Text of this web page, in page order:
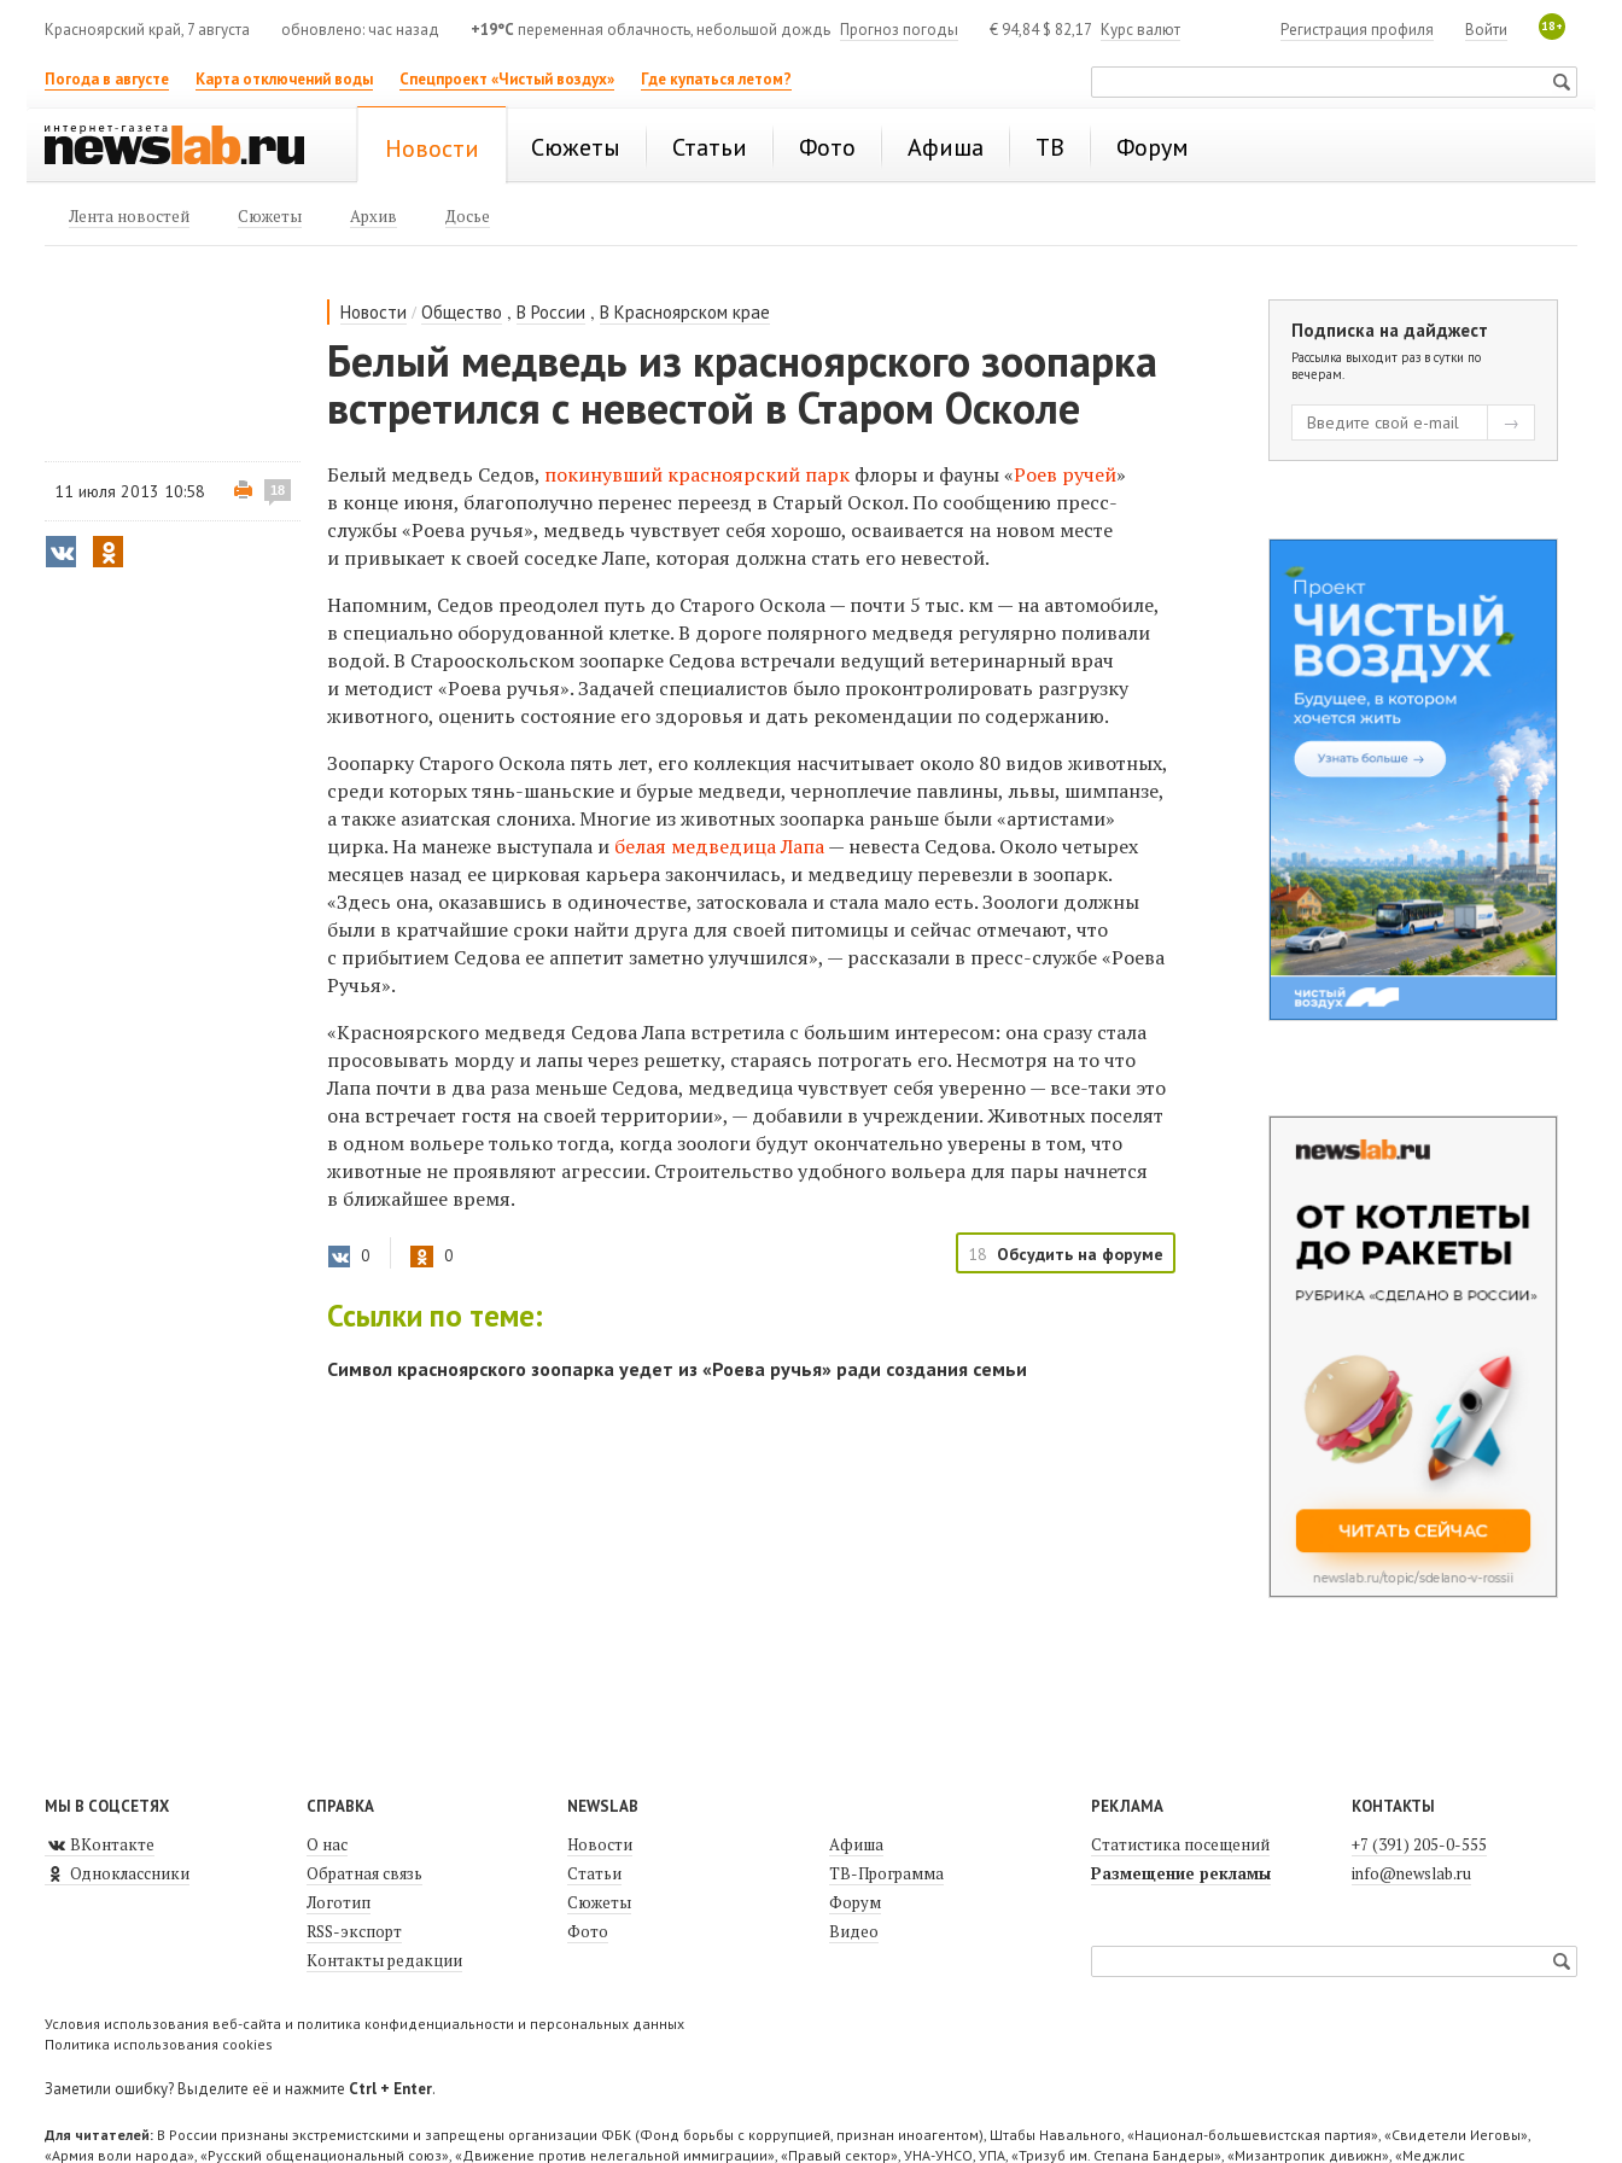
Красноярский край, 7 августа обновлено: час назад +19°C переменная облачность, небольшой дождь Прогноз погоды € 94,84$ 82,17 Курс валют 18+
Войти
Регистрация профиля
Погода в августе Карта отключений воды Спецпроект «Чистый воздух» Где купаться летом?
Новости Сюжеты Статьи Фото Афиша ТВ Форум
Лента новостей Сюжеты Архив Досье
Новости /Общество ,В России ,В Красноярском крае
Белый медведь из красноярского зоопарка
встретился с невестой в Старом Осколе
11 июля 2013 10:58 18
Белый медведь Седов, покинувший красноярский парк флоры и фауны «Роев ручей»
в конце июня, благополучно перенес переезд в Старый Оскол. По сообщению пресс-
службы «Роева ручья», медведь чувствует себя хорошо, осваивается на новом месте
и привыкает к своей соседке Лапе, которая должна стать его невестой.
Напомним, Седов преодолел путь до Старого Оскола — почти 5 тыс. км — на автомобиле,
в специально оборудованной клетке. В дороге полярного медведя регулярно поливали
водой. В Старооскольском зоопарке Седова встречали ведущий ветеринарный врач
и методист «Роева ручья». Задачей специалистов было проконтролировать разгрузку
животного, оценить состояние его здоровья и дать рекомендации по содержанию.
Зоопарку Старого Оскола пять лет, его коллекция насчитывает около 80 видов животных,
среди которых тянь-шаньские и бурые медведи, черноплечие павлины, львы, шимпанзе,
а также азиатская слониха. Многие из животных зоопарка раньше были «артистами»
цирка. На манеже выступала и белая медведица Лапа— невеста Седова. Около четырех
месяцев назад ее цирковая карьера закончилась, и медведицу перевезли в зоопарк.
«Здесь она, оказавшись в одиночестве, затосковала и стала мало есть. Зоологи должны
были в кратчайшие сроки найти друга для своей питомицы и сейчас отмечают, что
с прибытием Седова ее аппетит заметно улучшился», — рассказали в пресс-службе «Роева
Ручья».
«Красноярского медведя Седова Лапа встретила с большим интересом: она сразу стала
просовывать морду и лапы через решетку, стараясь потрогать его. Несмотря на то что
Лапа почти в два раза меньше Седова, медведица чувствует себя уверенно — все-таки это
она встречает гостя на своей территории», — добавили в учреждении. Животных поселят
в одном вольере только тогда, когда зоологи будут окончательно уверены в том, что
животные не проявляют агрессии. Строительство удобного вольера для пары начнется
в ближайшее время.
0 0 18 Обсудить на форуме
Ссылки по теме:
Символ красноярского зоопарка уедет из «Роева ручья» ради создания семьи
Подписка на дайджест
Рассылка выходит раз в сутки по
вечерам.
МЫ В СОЦСЕТЯХ
ВКонтакте
Одноклассники
СПРАВКА
О нас
Обратная связь
Логотип
RSS-экспорт
Контакты редакции
NEWSLAB
Новости
Статьи
Сюжеты
Фото
Афиша
ТВ-Программа
Форум
Видео
РЕКЛАМА
Статистика посещений
Размещение рекламы
КОНТАКТЫ
+7 (391) 205-0-555
info@newslab.ru
Условия использования веб-сайта и политика конфиденциальности и персональных данных
Политика использования cookies
Заметили ошибку? Выделите её и нажмите Ctrl + Enter.
Для читателей: В России признаны экстремистскими и запрещены организации ФБК (Фонд борьбы с коррупцией, признан иноагентом), Штабы Навального, «Национал-большевистская партия», «Свидетели Иеговы»,
«Армия воли народа», «Русский общенациональный союз», «Движение против нелегальной иммиграции», «Правый сектор», УНА-УНСО, УПА, «Тризуб им. Степана Бандеры», «Мизантропик дивижн», «Меджлис